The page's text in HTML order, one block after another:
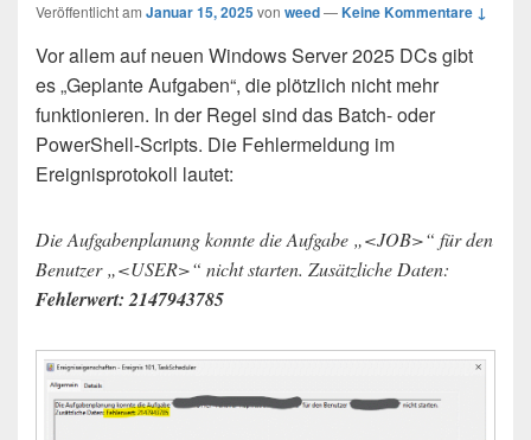
Veröffentlicht am Januar 15, 2025von weed—Keine Kommentare ↓
Vor allem auf neuen Windows Server 2025 DCs gibt
es „Geplante Aufgaben“, die plötzlich nicht mehr
funktionieren. In der Regel sind das Batch- oder
PowerShell-Scripts. Die Fehlermeldung im
Ereignisprotokoll lautet:
Die Aufgabenplanung konnte die Aufgabe „<JOB>“ für den
Benutzer „<USER>“ nicht starten. Zusätzliche Daten:
Fehlerwert: 2147943785